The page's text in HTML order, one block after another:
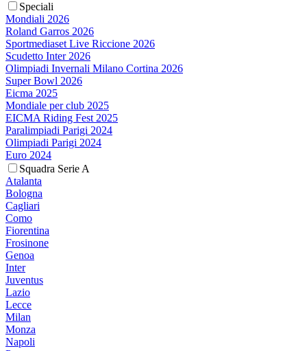
Speciali
Mondiali 2026
Roland Garros 2026
Sportmediaset Live Riccione 2026
Scudetto Inter 2026
Olimpiadi Invernali Milano Cortina 2026
Super Bowl 2026
Eicma 2025
Mondiale per club 2025
EICMA Riding Fest 2025
Paralimpiadi Parigi 2024
Olimpiadi Parigi 2024
Euro 2024
Squadra Serie A
Atalanta
Bologna
Cagliari
Como
Fiorentina
Frosinone
Genoa
Inter
Juventus
Lazio
Lecce
Milan
Monza
Napoli